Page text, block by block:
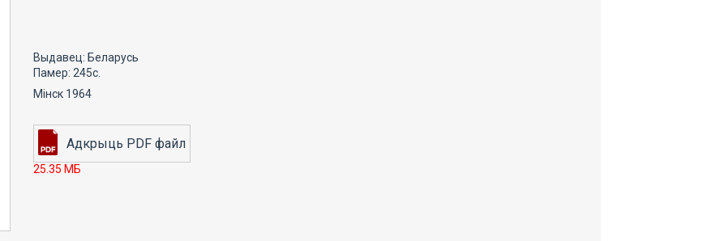
Выдавец: Беларусь
Памер: 245с.
Мінск 1964
25.35 МБ